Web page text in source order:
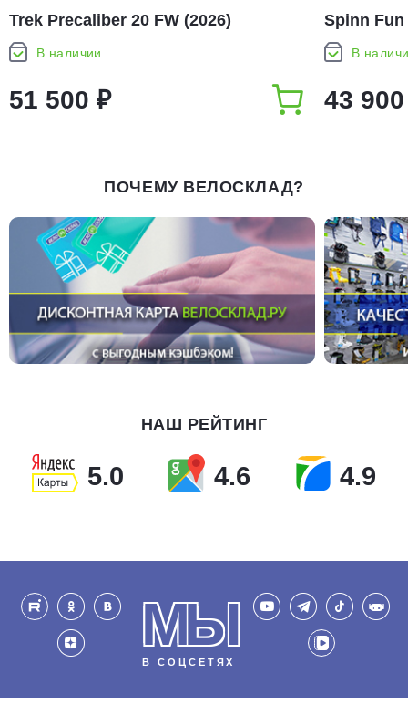
Trek Precaliber 20 FW (2026)
В наличии
51 500 ₽
Spinn Fun
В
43
ПОЧЕМУ ВЕЛОСКЛАД?
НАШ РЕЙТИНГ
5.0 4.6 4.9
МЫ
В СОЦСЕТЯХ